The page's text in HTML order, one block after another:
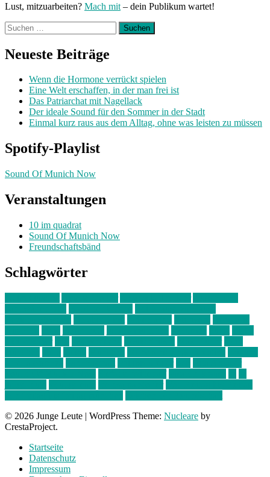
Lust, mitzuarbeiten? Mach mit – dein Publikum wartet!
Suchen
nach:
Neueste Beiträge
Wenn die Hormone verrückt spielen
Eine Welt erschaffen, in der man frei ist
Das Patriarchat mit Nagellack
Der ideale Sound für den Sommer in der Stadt
Einmal kurz raus aus dem Alltag, ohne was leisten zu müssen
Spotify-Playlist
Sound Of Munich Now
Veranstaltungen
10 im quadrat
Sound Of Munich Now
Freundschaftsbänd
Schlagwörter
© 2026 Junge Leute | WordPress Theme: Nucleare by
CrestaProject.
Startseite
Datenschutz
Impressum